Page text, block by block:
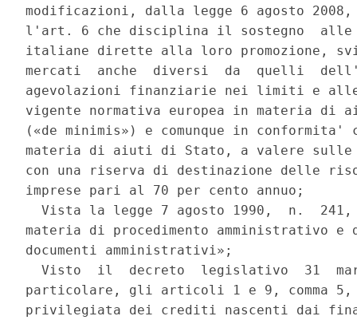
modificazioni, dalla legge 6 agosto
l'art. 6 che disciplina il sostegno
italiane dirette alla loro promozione,
mercati  anche  diversi  da  quelli
agevolazioni finanziarie nei limiti e
vigente normativa europea in materia di
(«de minimis») e comunque in
materia di aiuti di Stato, a valere sulle
con una riserva di destinazione delle
imprese pari al 70 per cento annuo;
Vista la legge 7 agosto 1990,  n.
materia di procedimento
documenti amministrativi»;
Visto  il  decreto  legislativo  31
particolare, gli articoli 1 e 9, comma 5,
privilegiata dei crediti nascenti dai